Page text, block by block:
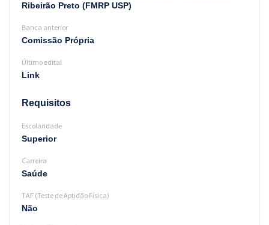
Ribeirão Preto (FMRP USP)
Banca anterior
Comissão Própria
Último edital
Link
Requisitos
Escolaridade
Superior
Carreira
Saúde
TAF (Teste de Aptidão Física)
Não